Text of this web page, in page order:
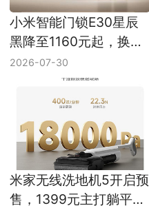
小米智能门锁E30星辰
黑降至1160元起，换锁
可关注
2026-07-30
米家无线洗地机5开启预
售，1399元主打躺平防